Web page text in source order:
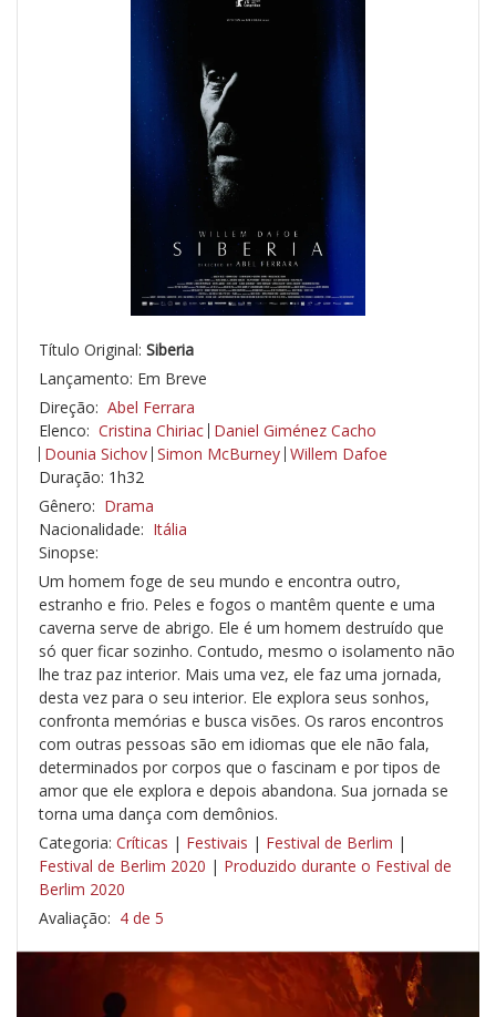
Título Original: Siberia
Lançamento: Em Breve
Direção: Abel Ferrara
Elenco: Cristina Chiriac Daniel Giménez Cacho
Dounia Sichov Simon McBurney Willem Dafoe
Duração: 1h32
Gênero: Drama
Nacionalidade: Itália
Sinopse:
Um homem foge de seu mundo e encontra outro,
estranho e frio. Peles e fogos o mantêm quente e uma
caverna serve de abrigo. Ele é um homem destruído que
só quer ficar sozinho. Contudo, mesmo o isolamento não
lhe traz paz interior. Mais uma vez, ele faz uma jornada,
desta vez para o seu interior. Ele explora seus sonhos,
confronta memórias e busca visões. Os raros encontros
com outras pessoas são em idiomas que ele não fala,
determinados por corpos que o fascinam e por tipos de
amor que ele explora e depois abandona. Sua jornada se
torna uma dança com demônios.
Categoria: Críticas | Festivais | Festival de Berlim |
Festival de Berlim 2020 | Produzido durante o Festival de
Berlim 2020
Avaliação: 4 de 5